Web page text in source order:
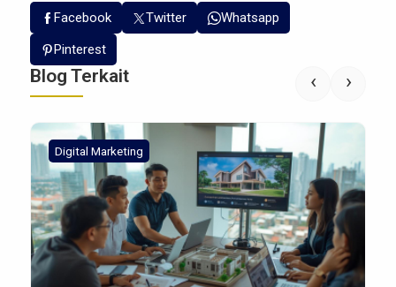
Facebook
Twitter
Whatsapp
Pinterest
Blog Terkait
Digital Marketing
‹ ›